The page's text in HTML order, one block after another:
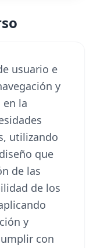
usuario e
y
la
utilizando
que
de las
de los
y
con